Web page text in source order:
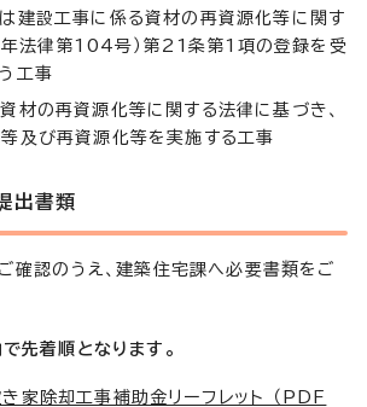
建設工事に係る資材の再資源化等に関す
年法律第104号）第21条第1項の登録を受
工事
材の再資源化等に関する法律に基づき、
及び再資源化等を実施する工事
出書類
確認のうえ、建築住宅課へ必要書類をご
先着順となります。
家除却工事補助金リーフレット （PDF